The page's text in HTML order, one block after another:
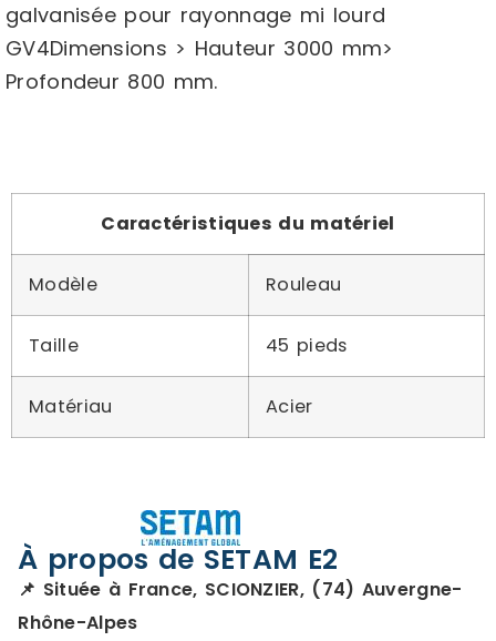
galvanisée pour rayonnage mi lourd
GV4Dimensions > Hauteur 3000 mm>
Profondeur 800 mm.
Caractéristiques du matériel
Modèle Rouleau
Taille 45 pieds
Matériau Acier
À propos de SETAM E2
📌 Située à France, SCIONZIER, (74) Auvergne-
Rhône-Alpes